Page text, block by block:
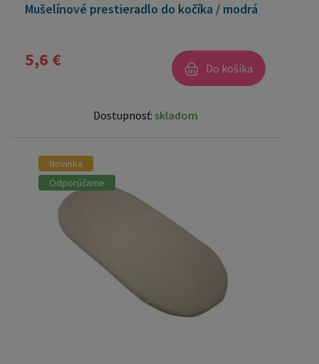
Mušelínové prestieradlo do kočíka / modrá
5,6 € Do košíka
Dostupnosť: skladom
Novinka
Odporúčame